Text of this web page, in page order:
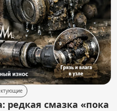
редкая смазка «пока